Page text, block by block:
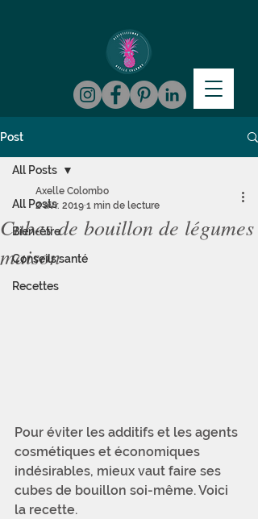
Post
All Posts
Bien-être
Conseils santé
Recettes
All Posts
Cubes de bouillon de légumes
maison
Axelle Colombo
2 avr. 2019 1 min de lecture
Pour éviter les additifs et les agents
cosmétiques et économiques
indésirables, mieux vaut faire ses
cubes de bouillon soi-même. Voici
la recette.